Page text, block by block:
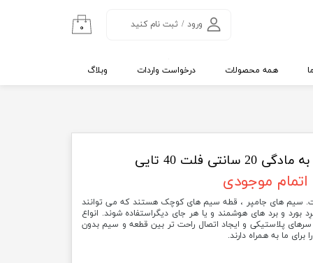
ورود / ثبت نام کنید
تغییر گذر واژه
کاربری
۰
همه محصولات درخواست واردات وبلاگ
فلت 40 تایی
اتمام موجودی
سیم های جامپر ، قطه سیم های کوچک هستند که می توانند
بورد و برد های هوشمند و یا هر جای دیگراستفاده شوند. انواع
سرهای پلاستیکی و ایجاد اتصال راحت تر بین قطعه و سیم بدون
برای ما به همراه دارند.